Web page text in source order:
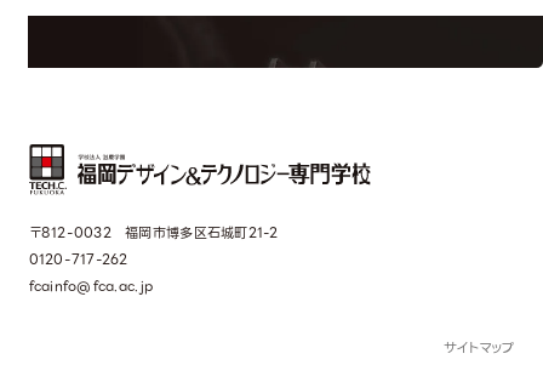
〒812-0032 福岡市博多区石城町21-2
0120-717-262
fcainfo@fca.ac.jp
サイトマップ